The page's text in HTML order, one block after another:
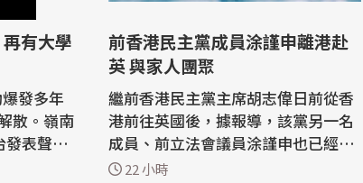
有大學
發多年
散。嶺南
發表聲
出現變
前香港民主黨成員涂謹申離港赴
英 與家人團聚
繼前香港民主黨主席胡志偉日前從香
港前往英國後，據報導，該黨另一名
成員、前立法會議員涂謹申也已經離
港赴英，與當地家人團聚。 涂謹申現
22 小時